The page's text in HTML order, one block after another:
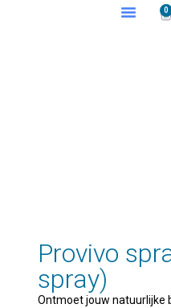
0
Provivo
spray)
Ontmoet jouw natuurlijke